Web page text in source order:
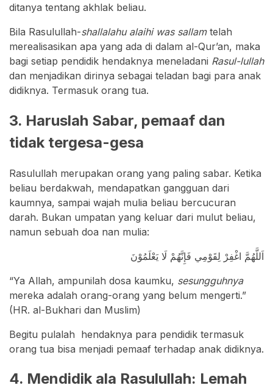
ditanya tentang akhlak beliau.
Bila Rasulullah-shallalahu alaihi was sallamtelah
merealisasikan apa yang ada di dalam al-Qur’an, maka
bagi setiap pendidik hendaknya meneladani Rasul-lullah
dan menjadikan dirinya sebagai teladan bagi para anak
didiknya. Termasuk orang tua.
3. Haruslah Sabar, pemaaf dan
tidak tergesa-gesa
Rasulullah merupakan orang yang paling sabar. Ketika
beliau berdakwah, mendapatkan gangguan dari
kaumnya, sampai wajah mulia beliau bercucuran
darah. Bukan umpatan yang keluar dari mulut beliau,
namun sebuah doa nan mulia:
اَللَّهُمَّ اغْفِرْ لِقَوْمِي فَإِنَّهُمْ لَا يَعْلَمُوْنَ
“Ya Allah, ampunilah dosa kaumku, sesungguhnya
mereka adalah orang-orang yang belum mengerti.”
(HR. al-Bukhari dan Muslim)
Begitu pulalah hendaknya para pendidik termasuk
orang tua bisa menjadi pemaaf terhadap anak didiknya.
4. Mendidik ala Rasulullah: Lemah